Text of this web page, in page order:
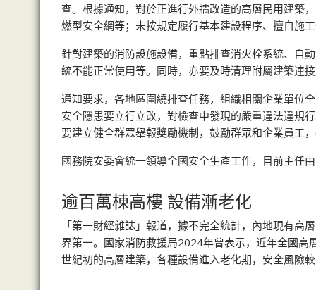
查。根據通知，對於正進行外牆改造的高層民用建築
燃型安全網等；未按規定履行基本建設程序、擅自施
針對建築的消防設施設備，重點排查消火栓系統、自
統不能正常使用等。同時，亦要及時清理附屬建築連
通知要求，各地區圍繞排查任務，組織相關企業單位
安全隱患要立行立改，對檢查中發現的嚴重違法違規
要建立健全群眾舉報獎勵機制，鼓勵群眾和企業員工
國務院安委會統一領導全國安全生產工作，目前主任
逾百萬棟高樓 設備漸老化
「第一財經雜誌」報道，據不完全統計，內地現有
界第一。國家消防救援局2024年曾表示，近年全國
世紀初的高層建築，各種設備進入老化期，安全風險